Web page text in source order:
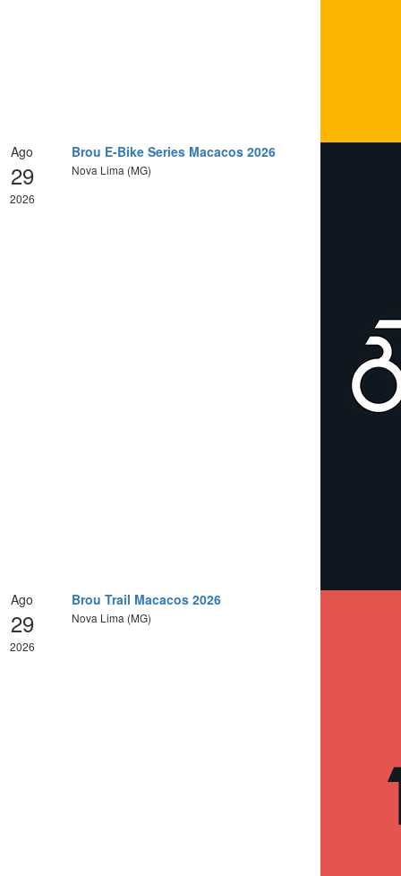
Ago
29
2026
Brou E-Bike Series Macacos 2026
Nova Lima (MG)
Ago
29
2026
Brou Trail Macacos 2026
Nova Lima (MG)